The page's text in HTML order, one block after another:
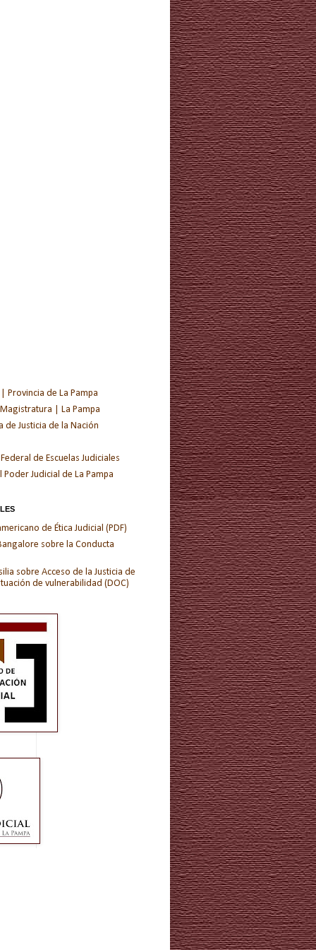
Provincia de La Pampa
| La Pampa
de Justicia de la Nación
de Escuelas Judiciales
Poder Judicial de La Pampa
de Ética Judicial (PDF)
sobre la Conducta
sobre Acceso de la Justicia de
de vulnerabilidad (DOC)